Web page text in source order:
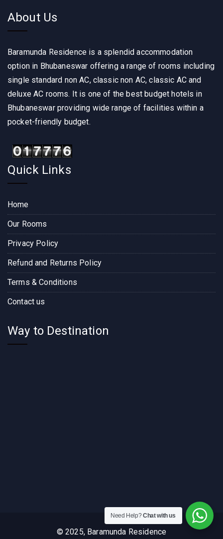
About Us
Baramunda Residence is a splendid accommodation
option in Bhubaneswar offering a range of rooms including
single standard non AC, classic non AC, classic AC and
deluxe AC rooms. It is one of the best budget hotels in
Bhubaneswar providing wide range of facilities within a
pocket-friendly budget.
Quick Links
Home
Our Rooms
Privacy Policy
Refund and Returns Policy
Terms & Conditions
Contact us
Way to Destination
© 2025, Baramunda Residence
Need Help?Chat with us